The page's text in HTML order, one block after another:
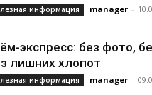
информация manager -
экспресс: без фото,
лишних хлопот
информация manager -